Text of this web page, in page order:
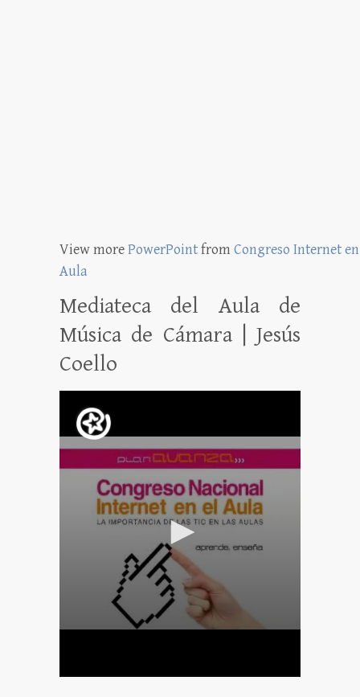
View morePowerPointfrom Congreso Internet
Aula
Mediateca del Aula de
Música de Cámara | Jesús
Coello